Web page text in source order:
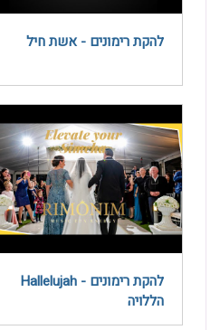
להקת רימונים - אשת חיל
להקת רימונים - Hallelujah
הללויה